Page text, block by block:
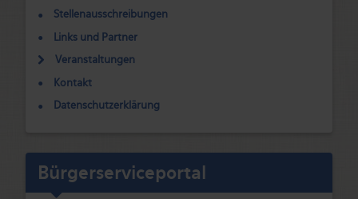
Stellenausschreibungen
Links und Partner
Veranstaltungen
Kontakt
Datenschutzerklärung
Bürgerserviceportal